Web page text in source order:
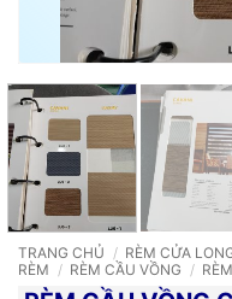
TRANG CHỦ / RÈM CỬA
RÈM / RÈM CẦU VỒNG /